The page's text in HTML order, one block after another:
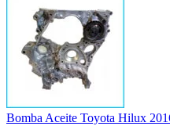
Bomba Aceite Toyota Hilux